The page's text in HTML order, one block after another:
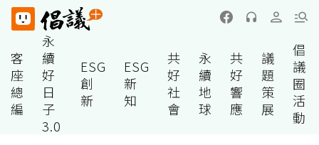
客
座
總
編
永
續
好
日
子
3.0
ESG
創
新
ESG
新
知
共
好
社
會
永
續
地
球
共
好
響
應
議
題
策
展
倡
議
圈
活
動